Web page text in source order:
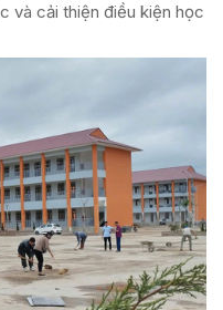
và cải thiện điều kiện học